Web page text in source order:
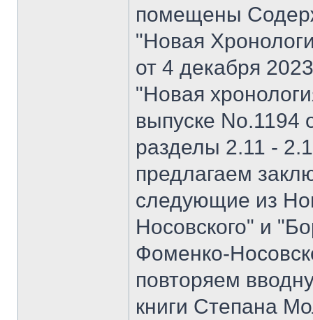
помещены
"Новая
от 4 декабря
"Новая
выпуске No.1194
разделы 2.11 -
предлагаем
следующие из
Носовского" и
Фоменко-
повторяем
книги Степана